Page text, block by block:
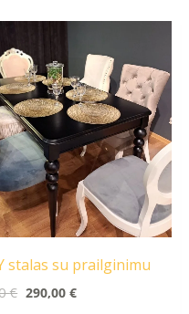
stalas su prailginimu
€
was:
1250,00 €.
290,00€
is:
290,00 €.